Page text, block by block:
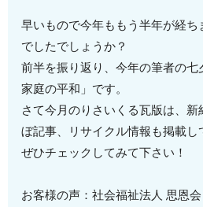
早いもので今年ももう半年が経
でしたでしょうか？
前半を振り返り、今年の筆者の七
家庭の平和」です。
さて今月のりさいくる瓦版は、
ぼ記事、リサイクル情報も掲載し
ぜひチェックしてみて下さい！
お客様の声：社会福祉法人 思恩